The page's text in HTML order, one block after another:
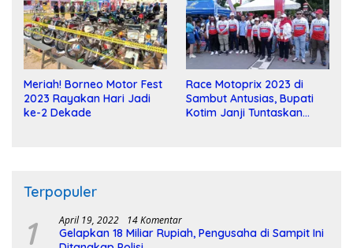
Meriah! Borneo Motor Fest
2023 Rayakan Hari Jadi
ke-2 Dekade
Race Motoprix 2023 di
Sambut Antusias, Bupati
Kotim Janji Tuntaskan
Terpopuler
1 April 19, 2022 14 Komentar
Gelapkan 18 Miliar Rupiah, Pengusaha di Sampit Ini